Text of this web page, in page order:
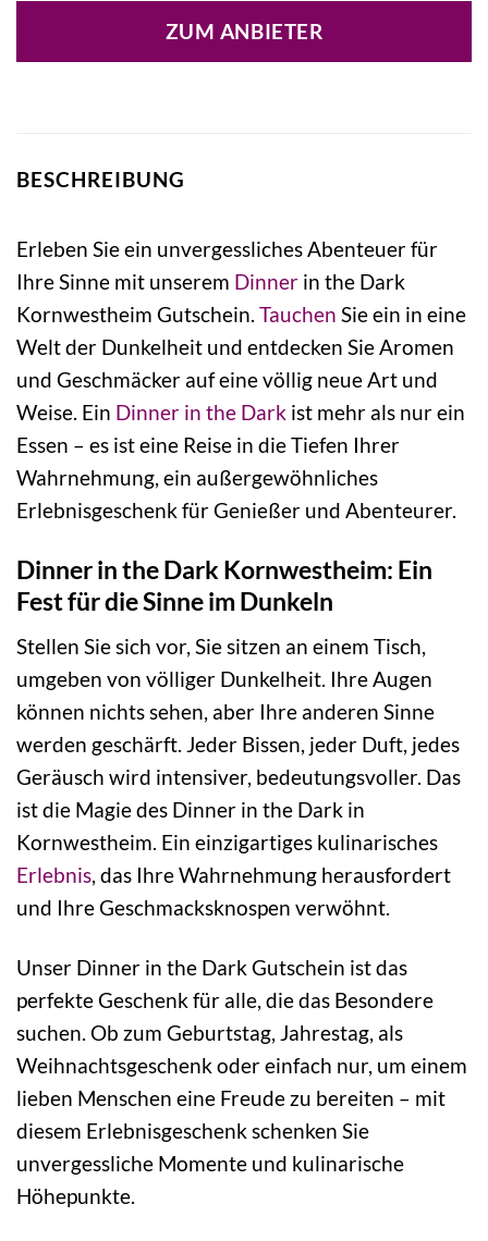
ZUM ANBIETER
BESCHREIBUNG
Erleben Sie ein unvergessliches Abenteuer für
Ihre Sinne mit unserem Dinner in the Dark
Kornwestheim Gutschein. Tauchen Sie ein in eine
Welt der Dunkelheit und entdecken Sie Aromen
und Geschmäcker auf eine völlig neue Art und
Weise. Ein Dinner in the Dark ist mehr als nur ein
Essen – es ist eine Reise in die Tiefen Ihrer
Wahrnehmung, ein außergewöhnliches
Erlebnisgeschenk für Genießer und Abenteurer.
Dinner in the Dark Kornwestheim: Ein
Fest für die Sinne im Dunkeln
Stellen Sie sich vor, Sie sitzen an einem Tisch,
umgeben von völliger Dunkelheit. Ihre Augen
können nichts sehen, aber Ihre anderen Sinne
werden geschärft. Jeder Bissen, jeder Duft, jedes
Geräusch wird intensiver, bedeutungsvoller. Das
ist die Magie des Dinner in the Dark in
Kornwestheim. Ein einzigartiges kulinarisches
Erlebnis , das Ihre Wahrnehmung herausfordert
und Ihre Geschmacksknospen verwöhnt.
Unser Dinner in the Dark Gutschein ist das
perfekte Geschenk für alle, die das Besondere
suchen. Ob zum Geburtstag, Jahrestag, als
Weihnachtsgeschenk oder einfach nur, um einem
lieben Menschen eine Freude zu bereiten – mit
diesem Erlebnisgeschenk schenken Sie
unvergessliche Momente und kulinarische
Höhepunkte.